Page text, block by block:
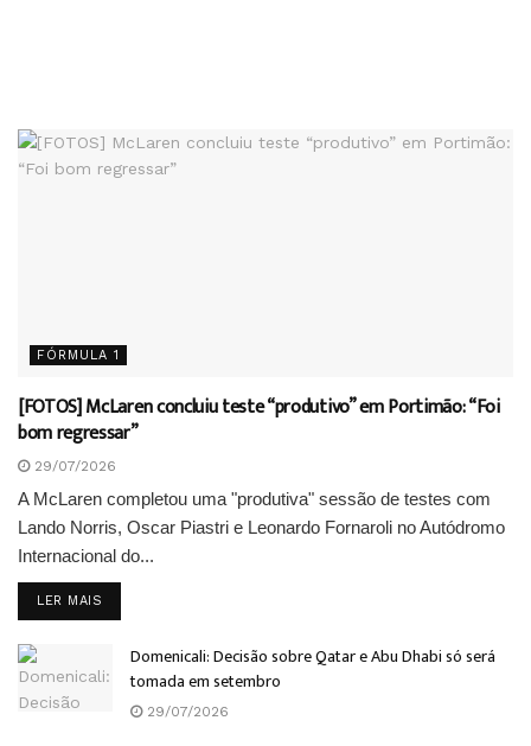
FÓRMULA 1
[FOTOS] McLaren concluiu teste “produtivo” em Portimão: “Foi
bom regressar”
29/07/2026
A McLaren completou uma "produtiva" sessão de testes com
Lando Norris, Oscar Piastri e Leonardo Fornaroli no Autódromo
Internacional do...
LER MAIS
Domenicali: Decisão sobre Qatar e Abu Dhabi só será
tomada em setembro
29/07/2026